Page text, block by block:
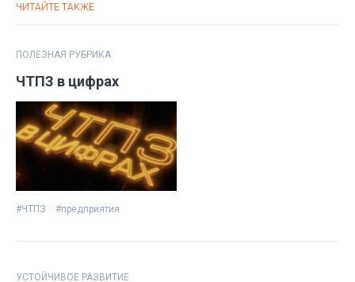
ЧИТАЙТЕ ТАКЖЕ
ПОЛЕЗНАЯ РУБРИКА
ЧТПЗ в цифрах
#ЧТПЗ #предприятия
УСТОЙЧИВОЕ РАЗВИТИЕ